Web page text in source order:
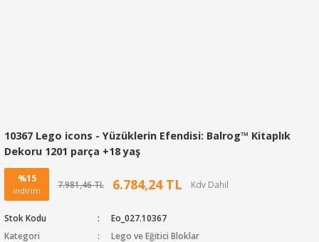
10367 Lego icons - Yüzüklerin Efendisi: Balrog™ Kitaplık
Dekoru 1201 parça +18 yaş
%15
indirim
7.981,46 TL 6.784,24 TL
Stok Kodu
Eo_027.10367
Kategori
Lego ve Eğitici Bloklar